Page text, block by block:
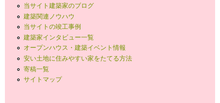
当サイト建築家のブログ
建築関連ノウハウ
当サイトの竣工事例
建築家インタビュー一覧
オープンハウス・建築イベント情報
安い土地に住みやすい家をたてる方法
寄稿一覧
サイトマップ